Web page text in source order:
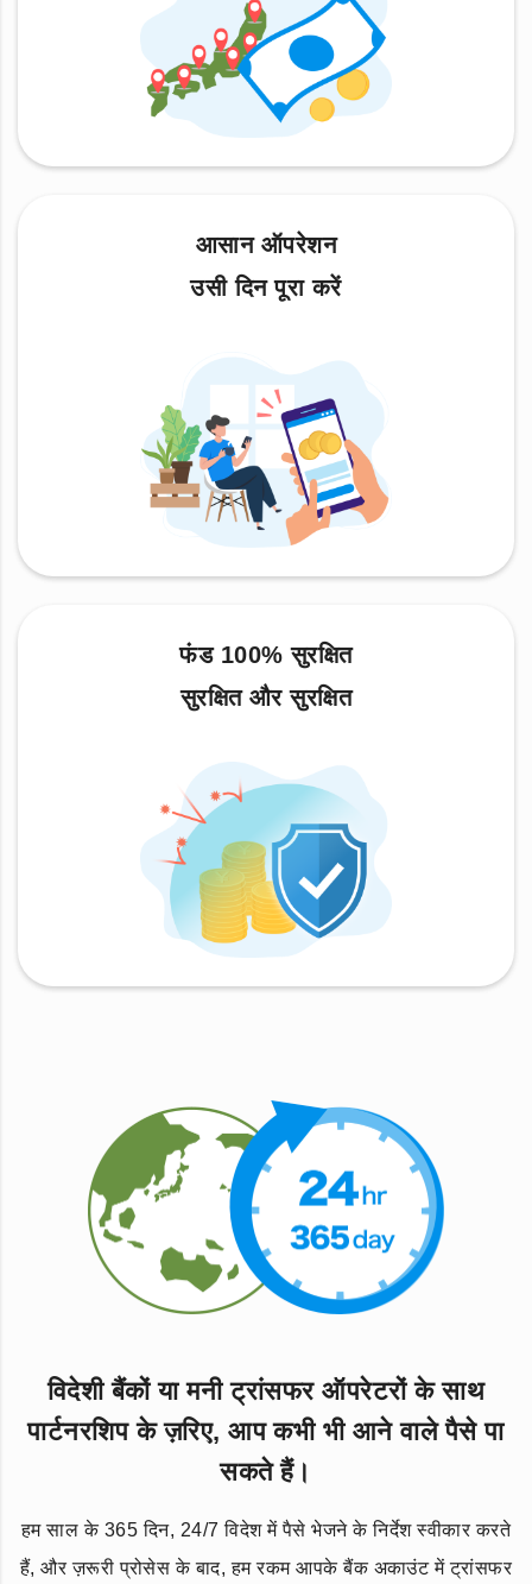
आसान ऑपरेशन
उसी दिन पूरा करें
फंड 100% सुरक्षित
सुरक्षित और सुरक्षित
विदेशी बैंकों या मनी ट्रांसफर ऑपरेटरों के साथ
पार्टनरशिप के ज़रिए, आप कभी भी आने वाले पैसे पा
सकते हैं।
हम साल के 365 दिन, 24/7 विदेश में पैसे भेजने के निर्देश स्वीकार करते
हैं, और ज़रूरी प्रोसेस के बाद, हम रकम आपके बैंक अकाउंट में ट्रांसफर